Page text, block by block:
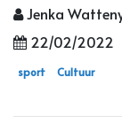
Jenka
22/02/2022
sport Cultuur